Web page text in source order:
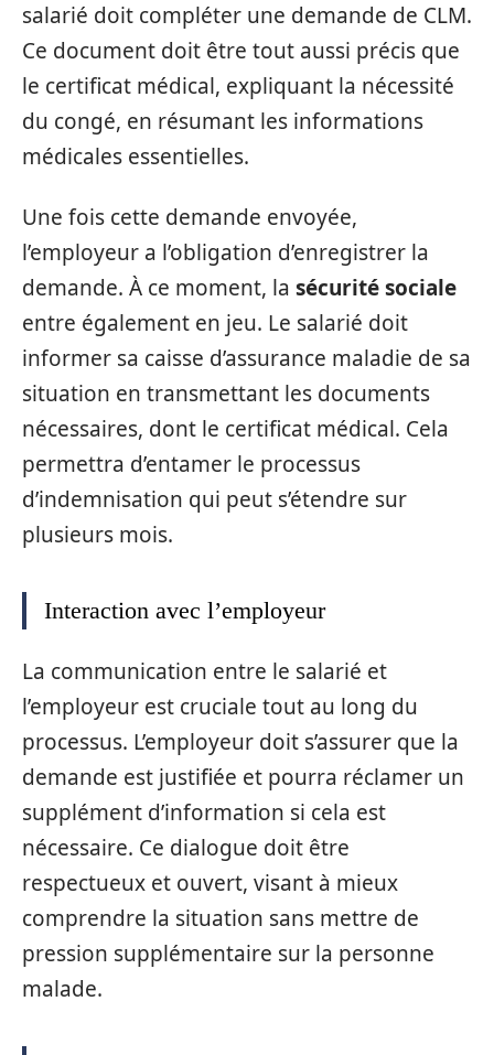
salarié doit compléter une demande de CLM.
Ce document doit être tout aussi précis que
le certificat médical, expliquant la nécessité
du congé, en résumant les informations
médicales essentielles.
Une fois cette demande envoyée,
l’employeur a l’obligation d’enregistrer la
demande. À ce moment, la sécurité sociale
entre également en jeu. Le salarié doit
informer sa caisse d’assurance maladie de sa
situation en transmettant les documents
nécessaires, dont le certificat médical. Cela
permettra d’entamer le processus
d’indemnisation qui peut s’étendre sur
plusieurs mois.
Interaction avec l’employeur
La communication entre le salarié et
l’employeur est cruciale tout au long du
processus. L’employeur doit s’assurer que la
demande est justifiée et pourra réclamer un
supplément d’information si cela est
nécessaire. Ce dialogue doit être
respectueux et ouvert, visant à mieux
comprendre la situation sans mettre de
pression supplémentaire sur la personne
malade.